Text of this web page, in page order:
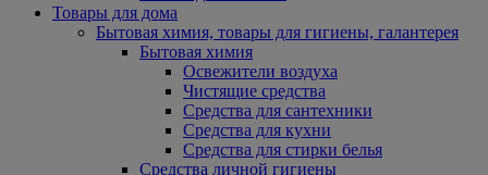
Товары для дома
Бытовая химия, товары для гигиены, галантерея
Бытовая химия
Освежители воздуха
Чистящие средства
Средства для сантехники
Средства для кухни
Средства для стирки белья
Средства личной гигиены